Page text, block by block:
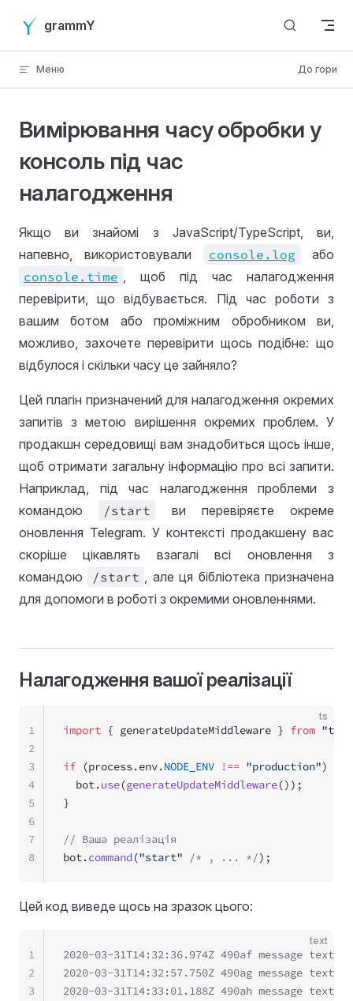
Skip to content
grammY
Меню До гори
Вимірювання часу обробки у
консоль під час
налагодження
Якщо ви знайомі з JavaScript/TypeScript, ви,
напевно, використовували
console .log
або
console .time , щоб під час налагодження
перевірити, що відбувається. Під час роботи з
вашим ботом або проміжним обробником ви,
можливо, захочете перевірити щось подібне: що
відбулося і скільки часу це зайняло?
Цей плагін призначений для налагодження окремих
запитів з метою вирішення окремих проблем. У
продакшн середовищі вам знадобиться щось інше,
щоб отримати загальну інформацію про всі запити.
Наприклад, під час налагодження проблеми з
командою
/start
ви перевіряєте окреме
оновлення Telegram. У контексті продакшену вас
скоріше цікавлять взагалі всі оновлення з
командою
/start , але ця бібліотека призначена
для допомоги в роботі з окремими оновленнями.
Налагодження вашої реалізації
ts
import { generateUpdateMiddleware } from
if (process.env.NODE_ENV !== "production") {
  bot.
use(generateUpdateMiddleware());
}
// Ваша реалізація
bot.command ("start" /* , ... */);
1
2
3
4
5
6
7
8
Цей код виведе щось на зразок цього:
text
2020-03-31T14:32:36.974Z 490af message
2020-03-31T14:32:57.750Z 490ag message
2020-03-31T14:33:01.188Z 490ah message text
1
2
3